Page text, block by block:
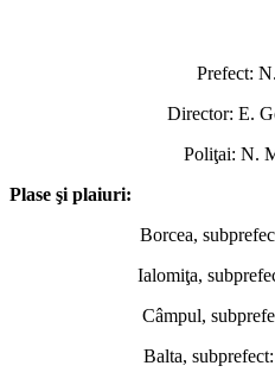
Prefect:
Director: E.
Poliţai: N.
Plase şi plaiuri:
Borcea,
Ialomiţa,
Câmpul,
Balta,